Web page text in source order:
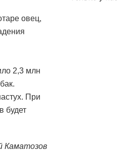
овец,
2,3 млн
При
будет
Каматозов